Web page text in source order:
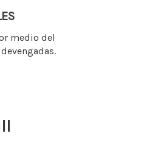
medio del